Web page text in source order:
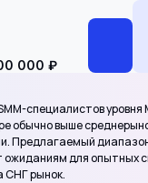
000 ₽
специалистов уровня
обычно выше
Предлагаемый
ожиданиям для опытных
СНГ рынок.